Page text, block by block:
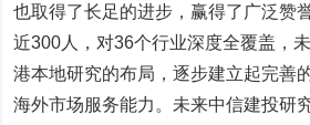
也取得了长足的进步，赢得了广泛赞
近300人，对36个行业深度全覆盖，
港本地研究的布局，逐步建立起完善
海外市场服务能力。未来中信建投研